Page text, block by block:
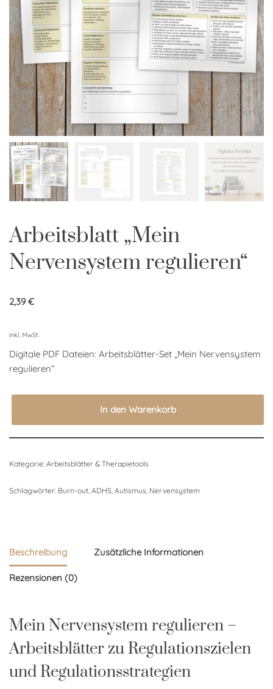
Arbeitsblatt „Mein
Nervensystem regulieren“
2,39€
inkl. MwSt.
Digitale PDF Dateien: Arbeitsblätter-Set „Mein Nervensystem
regulieren“
In den Warenkorb
Kategorie: Arbeitsblätter & Therapietools
Schlagwörter: Burn-out ADHS Autismus Nervensystem
Beschreibung Zusätzliche Informationen
Rezensionen (0)
Mein Nervensystem regulieren –
Arbeitsblätter zu Regulationszielen
und Regulationsstrategien